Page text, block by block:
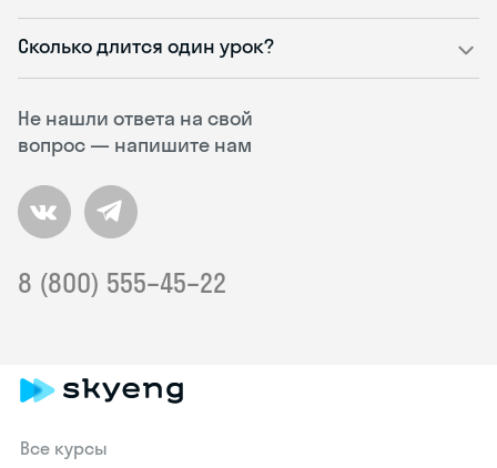
Не нашли ответа на свой
вопрос — напишите нам
8 (800) 555–45–22
Сколько длится один урок?
Все курсы